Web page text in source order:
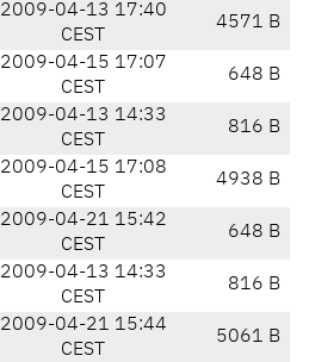
2009-04-13 17:40
CEST
4571 B
2009-04-15 17:07
CEST
648 B
2009-04-13 14:33
CEST
816 B
2009-04-15 17:08
CEST
4938 B
2009-04-21 15:42
CEST
648 B
2009-04-13 14:33
CEST
816 B
2009-04-21 15:44
CEST
5061 B